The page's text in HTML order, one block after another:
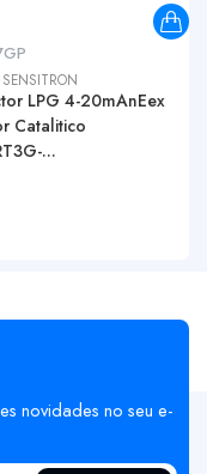
SENSITRON
LPG 4-20mAnEex
Catalitico
...
novidades no seu e-